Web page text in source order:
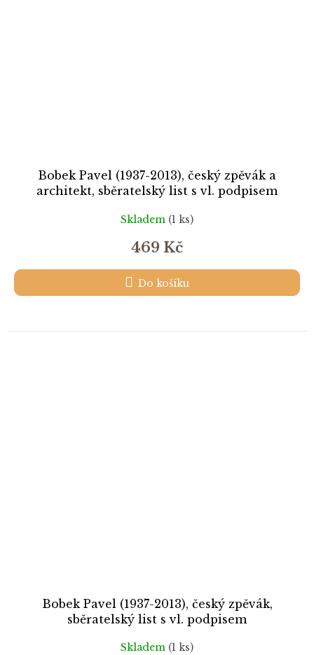
Bobek Pavel (1937-2013), český zpěvák a
architekt, sběratelský list s vl. podpisem
Skladem (1 ks)
469 Kč
Do košíku
Bobek Pavel (1937-2013), český zpěvák,
sběratelský list s vl. podpisem
Skladem (1 ks)